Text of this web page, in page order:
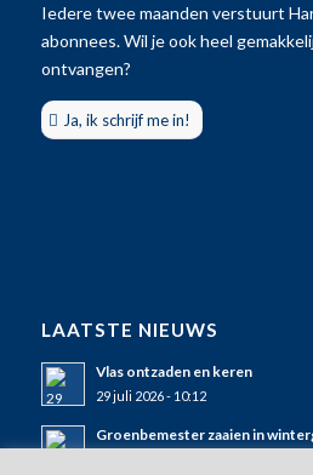
Iedere twee maanden verstuurt
abonnees. Wil je ook heel
ontvangen?
Ja, ik schrijf me in!
LAATSTE NIEUWS
Vlas ontzaden en keren
29 juli 2026 - 10:12
Groenbemester zaaien in